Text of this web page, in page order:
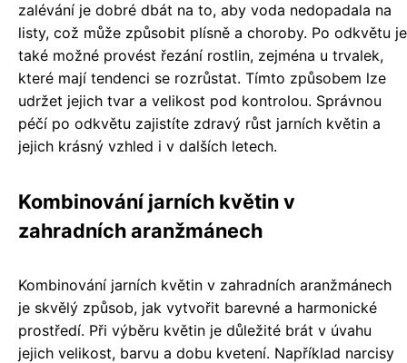
zalévání je dobré dbát na to, aby voda nedopadala na
listy, což může způsobit plísně a choroby. Po odkvětu je
také možné provést řezání rostlin, zejména u trvalek,
které mají tendenci se rozrůstat. Tímto způsobem lze
udržet jejich tvar a velikost pod kontrolou. Správnou
péčí po odkvětu zajistíte zdravý růst jarních květin a
jejich krásný vzhled i v dalších letech.
Kombinování jarních květin v
zahradních aranžmánech
Kombinování jarních květin v zahradních aranžmánech
je skvělý způsob, jak vytvořit barevné a harmonické
prostředí. Při výběru květin je důležité brát v úvahu
jejich velikost, barvu a dobu kvetení. Například narcisy